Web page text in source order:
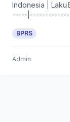
Indonesia | Laku
-----
BPRS
Admin